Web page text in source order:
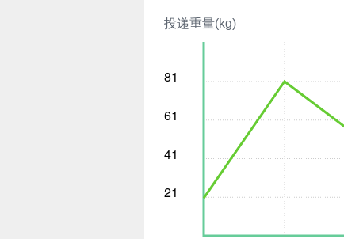
投递重量(kg)
81
61
41
21